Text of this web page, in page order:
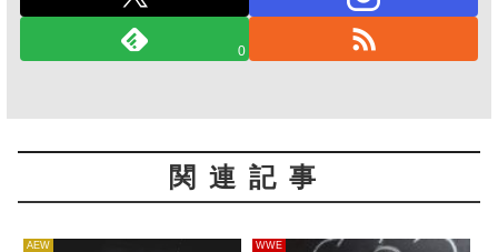
0
関連記事
AEW WWE